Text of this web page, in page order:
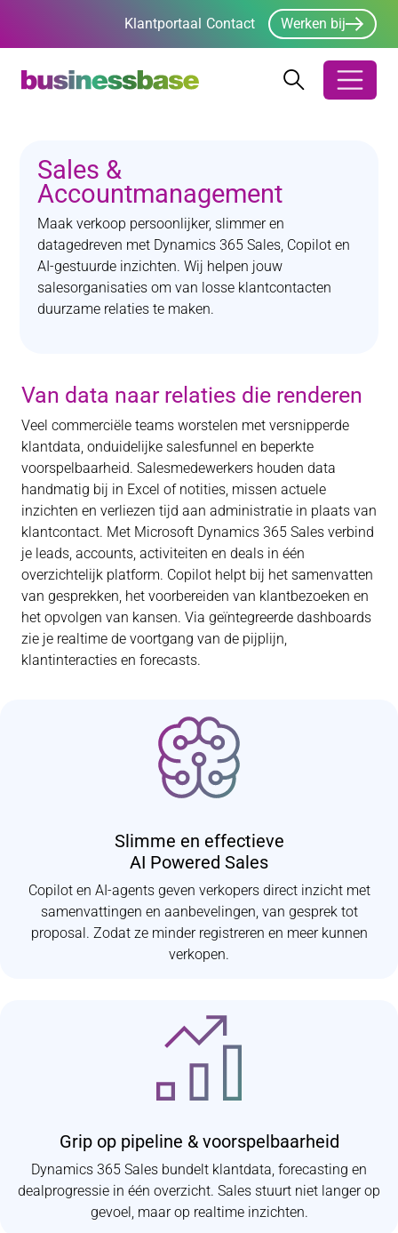
Klantportaal Contact Werken bij
Zoeken Zoeken
Sales &
Accountmanagement
Maak verkoop persoonlijker, slimmer en
datagedreven met Dynamics 365 Sales, Copilot en
AI-gestuurde inzichten. Wij helpen jouw
salesorganisaties om van losse klantcontacten
duurzame relaties te maken.
Van data naar relaties die renderen
Veel commerciële teams worstelen met versnipperde
klantdata, onduidelijke salesfunnel en beperkte
voorspelbaarheid. Salesmedewerkers houden data
handmatig bij in Excel of notities, missen actuele
inzichten en verliezen tijd aan administratie in plaats van
klantcontact. Met Microsoft Dynamics 365 Sales verbind
je leads, accounts, activiteiten en deals in één
overzichtelijk platform. Copilot helpt bij het samenvatten
van gesprekken, het voorbereiden van klantbezoeken en
het opvolgen van kansen. Via geïntegreerde dashboards
zie je realtime de voortgang van de pijplijn,
klantinteracties en forecasts.
Slimme en effectieve
AI Powered Sales
Copilot en AI-agents geven verkopers direct inzicht met
samenvattingen en aanbevelingen, van gesprek tot
proposal. Zodat ze minder registreren en meer kunnen
verkopen.
Grip op pipeline & voorspelbaarheid
Dynamics 365 Sales bundelt klantdata, forecasting en
dealprogressie in één overzicht. Sales stuurt niet langer op
gevoel, maar op realtime inzichten.